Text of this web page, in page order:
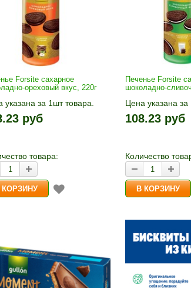
Forsite сахарное
ореховый вкус, 220г
указана за 1шт товара.
кнопками «+»
Выберите нужное
руб
товара:
Печенье Forsite
шоколадно-
Цена указана за
1шт
и «-». Выберите
108.23 руб
Количество